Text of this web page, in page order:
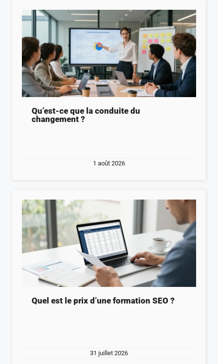
Qu’est-ce que la conduite du
changement ?
1 août 2026
Quel est le prix d’une formation SEO ?
31 juillet 2026